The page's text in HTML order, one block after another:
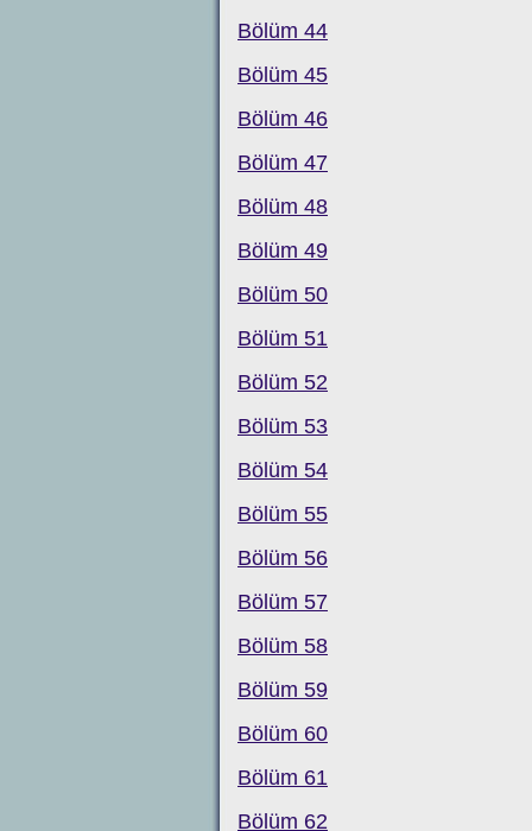
Bölüm 44
Bölüm 45
Bölüm 46
Bölüm 47
Bölüm 48
Bölüm 49
Bölüm 50
Bölüm 51
Bölüm 52
Bölüm 53
Bölüm 54
Bölüm 55
Bölüm 56
Bölüm 57
Bölüm 58
Bölüm 59
Bölüm 60
Bölüm 61
Bölüm 62